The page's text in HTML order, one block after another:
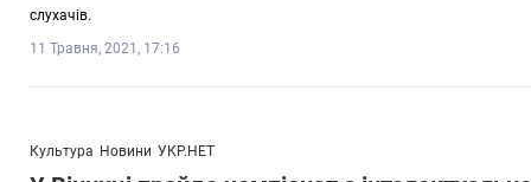
слухачів.
11 Травня, 2021, 17:16
Культура Новини УКР.НЕТ